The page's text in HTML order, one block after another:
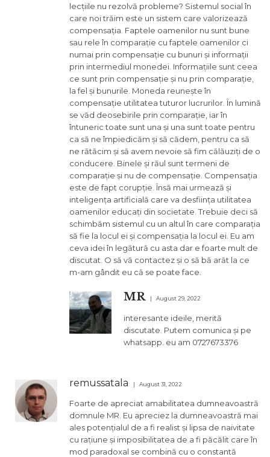
lecțiile nu rezolvă probleme? Sistemul social în
care noi trăim este un sistem care valorizează
compensația. Faptele oamenilor nu sunt bune
sau rele în comparație cu faptele oamenilor ci
numai prin compensație cu bunuri și informații
prin intermediul monedei. Informațiile sunt ceea
ce sunt prin compensație și nu prin comparație,
la fel și bunurile. Moneda reunește în
compensație utilitatea tuturor lucrurilor. În lumină
se văd deosebirile prin comparație, iar în
întuneric toate sunt una și una sunt toate pentru
ca să ne împiedicăm și să cădem, pentru ca să
ne rătăcim și să avem nevoie să fim călăuziți de o
conducere. Binele și răul sunt termeni de
comparație și nu de compensație. Compensația
este de fapt corupție. Însă mai urmează și
inteligența artificială care va desființa utilitatea
oamenilor educați din societate. Trebuie deci să
schimbăm sistemul cu un altul în care comparația
să fie la locul ei și compensația la locul ei. Eu am
ceva idei în legătură cu asta dar e foarte mult de
discutat. O să vă contactez și o să bă arăt la ce
m-am gândit eu că se poate face.
MR August 29, 2022
interesante ideile, merită
discutate. Putem comunica și pe
whatsapp. eu am 0727673376
remussatala August 31, 2022
Foarte de apreciat amabilitatea dumneavoastră
domnule MR. Eu apreciez la dumneavoastră mai
ales potențialul de a fi realist și lipsa de naivitate
cu rațiune și imposibilitatea de a fi păcălit care în
mod paradoxal se combină cu o constantă